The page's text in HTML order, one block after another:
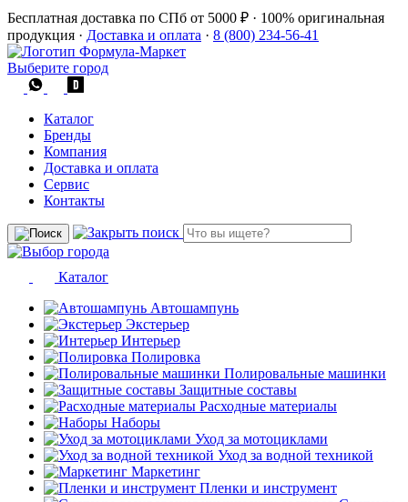
Бесплатная доставка по СПб от 5000 ₽ · 100% оригинальная
продукция · Доставка и оплата · 8 (800) 234-56-41
Выберите город
Каталог
Бренды
Компания
Доставка и оплата
Сервис
Контакты
Каталог
Автошампунь
Экстерьер
Интерьер
Полировка
Полировальные машинки
Защитные составы
Расходные материалы
Наборы
Уход за мотоциклами
Уход за водной техникой
Маркетинг
Пленки и инструмент